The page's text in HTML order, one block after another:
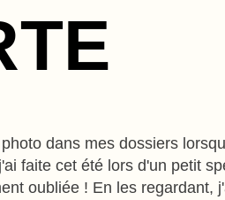
dans mes dossiers
faite cet été lors d'un petit
oubliée ! En les regardant,